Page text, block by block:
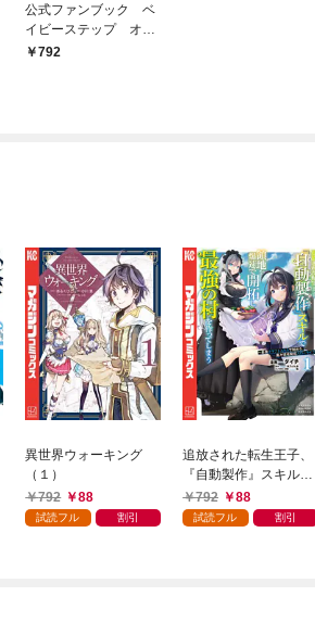
公式ファンブック ベ
イビーステップ オー
ルＡノート Ｐｒｏ
792
異世界ウォーキング
（１）
792
88
試読フル 割引
追放された転生王子、
『自動製作』スキルで
領地を爆速で開拓し最
強の村を作ってしまう
792 88
試読フル 割引